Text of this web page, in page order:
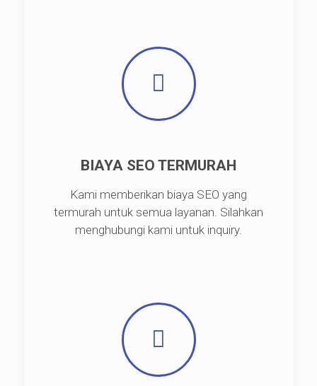
BIAYA SEO TERMURAH
Kami memberikan biaya SEO yang
termurah untuk semua layanan. Silahkan
menghubungi kami untuk inquiry.